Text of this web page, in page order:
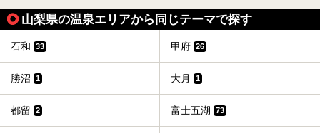
山梨県の温泉エリアから同じテーマで探す
石和 33 甲府 26
勝沼 1 大月 1
都留 2 富士五湖 73